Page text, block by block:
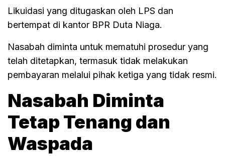
Likuidasi yang ditugaskan oleh LPS dan
bertempat di kantor BPR Duta Niaga.
Nasabah diminta untuk mematuhi prosedur yang
telah ditetapkan, termasuk tidak melakukan
pembayaran melalui pihak ketiga yang tidak resmi.
Nasabah Diminta
Tetap Tenang dan
Waspada